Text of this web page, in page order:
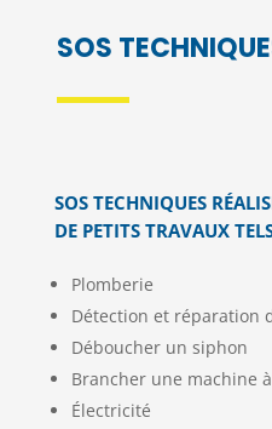
SOS
SOS TECHNIQUES
DE PETITS TRAVAUX
Plomberie
Détection et réparation
Déboucher un siphon
Brancher une machine
Électricité